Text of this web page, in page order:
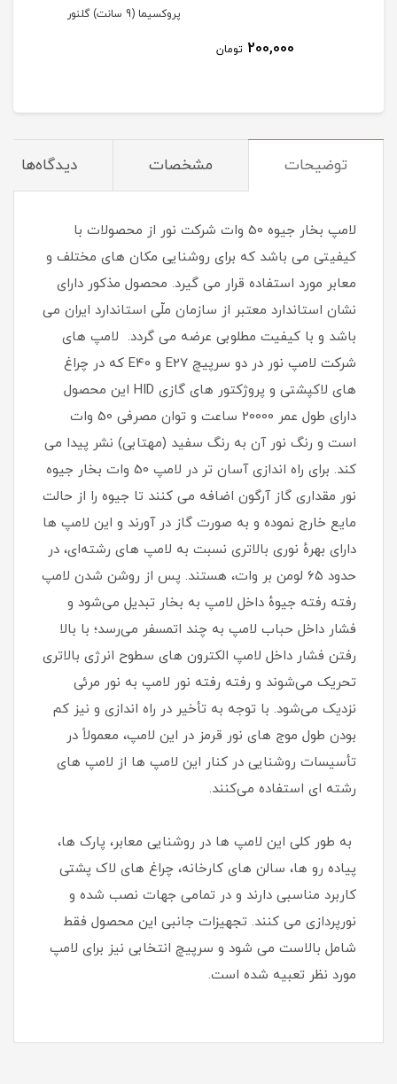
200,000 تومان
پروکسیما (9 سانت) گلنور
توضیحات مشخصات دیدگاه‌ها
لامپ بخار جیوه 50 وات شرکت نور از محصولات با
کیفیتی می باشد که برای روشنایی مکان های مختلف و
معابر مورد استفاده قرار می گیرد. محصول مذکور دارای
نشان استاندارد معتبر از سازمان ملّی استاندارد ایران می
باشد و با کیفیت مطلوبی عرضه می گردد. لامپ های
شرکت لامپ نور در دو سرپیچ E27 و E40 که در چراغ
های لاکپشتی و پروژکتور های گازی HID این محصول
دارای طول عمر 20000 ساعت و توان مصرفی 50 وات
است و رنگ نور آن به رنگ سفید (مهتابی) نشر پیدا می
کند. برای راه اندازی آسان تر در لامپ 50 وات بخار جیوه
نور مقداری گاز آرگون اضافه می کنند تا جیوه را از حالت
مایع خارج نموده و به صورت گاز در آورند و این لامپ‌ ها
دارای بهرهٔ نوری بالاتری نسبت به لامپ‌ های رشته‌ای، در
حدود ۶۵ لومن بر وات، هستند. پس از روشن شدن لامپ
رفته‌ رفته جیوهٔ داخل لامپ به بخار تبدیل می‌شود و
فشار داخل حباب لامپ به چند اتمسفر می‌رسد؛ با بالا
رفتن فشار داخل لامپ الکترون‌ های سطوح انرژی بالاتری
تحریک می‌شوند و رفته‌ رفته نور لامپ به نور مرئی
نزدیک می‌شود. با توجه به تأخیر در راه‌ اندازی و نیز کم‌
بودن طول موج‌ های نور قرمز در این لامپ، معمولاً در
تأسیسات روشنایی در کنار این لامپ‌ ها از لامپ‌ های
رشته‌ ای استفاده می‌کنند.
به طور کلی این لامپ ها در روشنایی معابر، پارک ها،
پیاده رو ها، سالن های کارخانه، چراغ های لاک پشتی
کاربرد مناسبی دارند و در تمامی جهات نصب شده و
نورپردازی می کنند. تجهیزات جانبی این محصول فقط
شامل بالاست می شود و سرپیچ انتخابی نیز برای لامپ
مورد نظر تعبیه شده است.